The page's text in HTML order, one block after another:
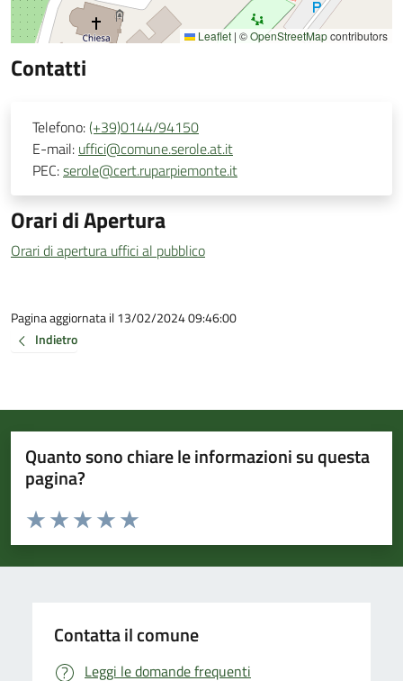
Leaflet | ©OpenStreetMapcontributors
Contatti
Telefono:(+39)0144/94150
E-mail: uffici@comune.serole.at.it
PEC:serole@cert.ruparpiemonte.it
Orari di Apertura
Orari di apertura uffici al pubblico
Pagina aggiornata il 13/02/2024 09:46:00
Indietro
Quanto sono chiare le informazioni su questa
pagina?
Valuta da 1 a 5 stelle la pagina
Valuta 5 stelle su 5
Valuta 4 stelle su 5
Valuta 3 stelle su 5
Valuta 2 stelle su 5
Valuta 1 stelle su 5
Contatta il comune
Leggi le domande frequenti